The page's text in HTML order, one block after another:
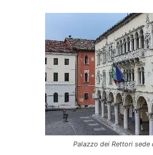
Palazzo dei Rettori sede